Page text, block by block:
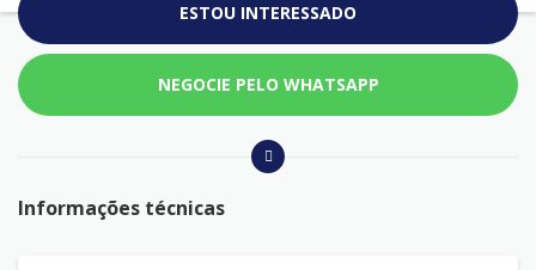
ESTOU INTERESSADO
NEGOCIE PELO WHATSAPP
Informações técnicas